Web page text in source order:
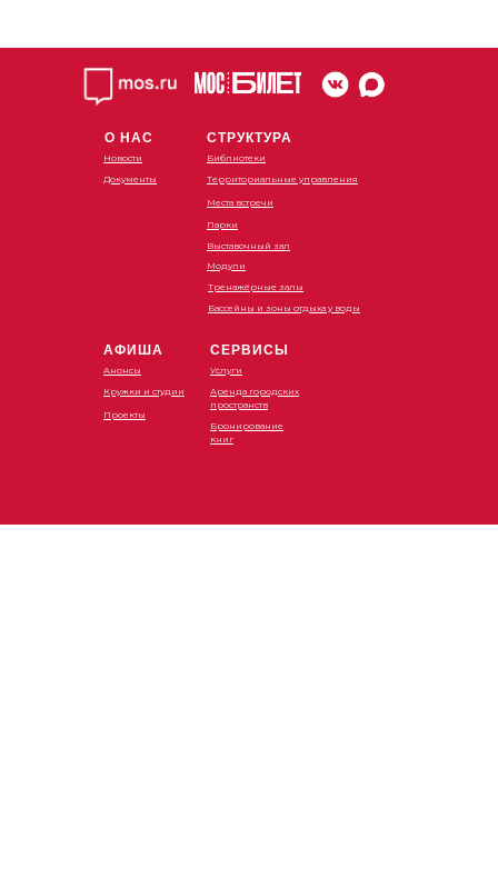
О НАС
Новости
Документы
АФИША
Анонсы
Кружки и студии
Проекты
СТРУКТУРА
Библиотеки
Территориальные управления
Места встречи
Парки
Выставочный зал
Модули
Тренажёрные залы
Бассейны и зоны отдыха у воды
СЕРВИСЫ
Услуги
Аренда городских
пространств
Бронирование
книг